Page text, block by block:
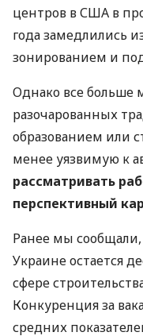
центров в США в
года замедлились
зонированием и
Однако все больше
разочарованных
образованием или
менее уязвимую к
рассматривать
перспективный
Ранее мы
Украине остается
сфере
Конкуренция за
средних